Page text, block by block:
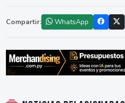
Compartir: WhatsApp